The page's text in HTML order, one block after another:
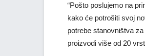
“Pošto poslujemo na
kako će potrošiti svoj
potrebe stanovništva
proizvodi više od 20